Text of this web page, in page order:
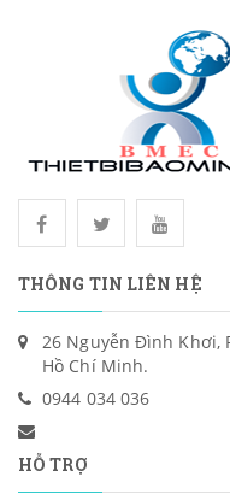
THÔNG TIN LIÊN HỆ
26 Nguyễn Đình Khơi,
Hồ Chí Minh.
0944 034 036
HỖ TRỢ